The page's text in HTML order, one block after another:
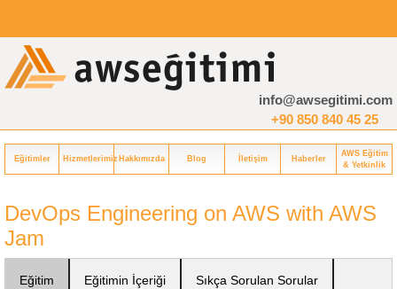
info@awsegitimi.com
+90 850 840 45 25
Eğitimler Hizmetlerimiz Hakkımızda Blog İletişim Haberler
AWS Eğitim
& Yetkinlik
DevOps Engineering on AWS with AWS
Jam
Eğitim Eğitimin İçeriği Sıkça Sorulan Sorular